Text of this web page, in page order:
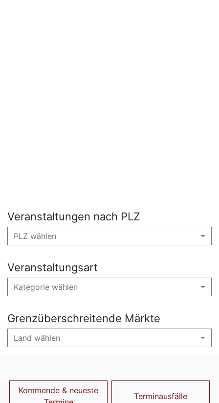
Veranstaltungen nach PLZ
PLZ wählen
Veranstaltungsart
Kategorie wählen
Grenzüberschreitende Märkte
Land wählen
Kommende & neueste
Terminausfälle